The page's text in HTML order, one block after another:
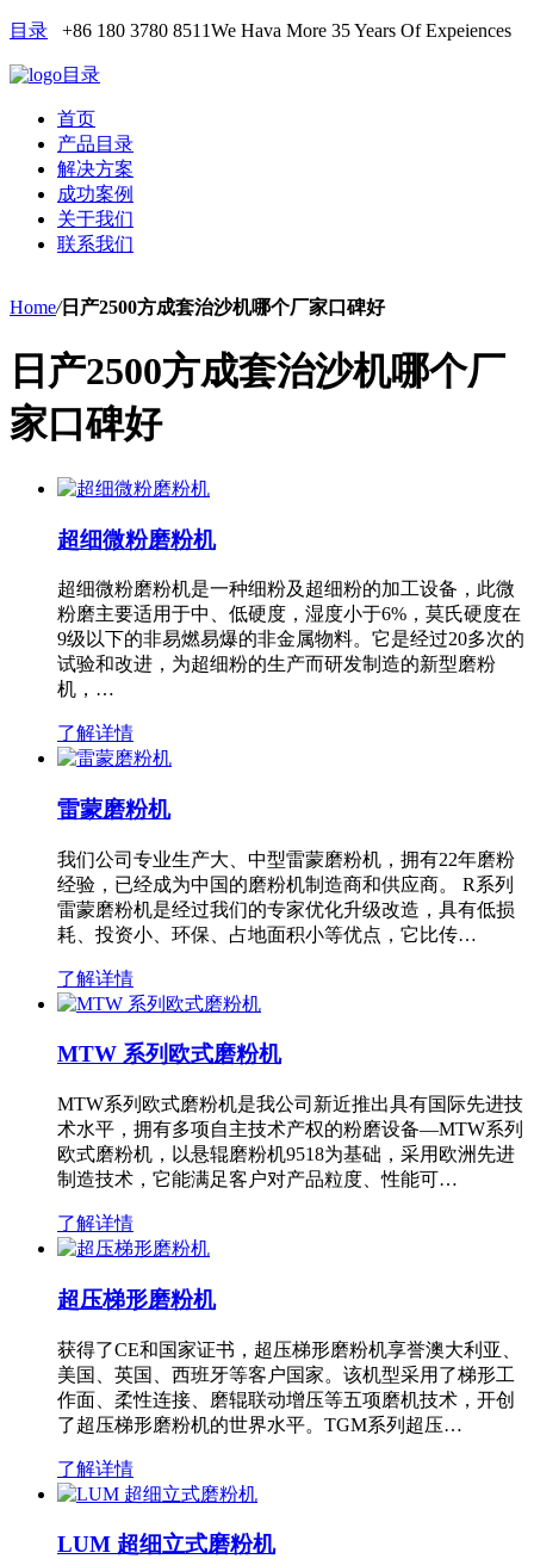
目录 +86 180 3780 8511We Hava More 35 Years Of Expeiences
目录
首页
产品目录
解决方案
成功案例
关于我们
联系我们
Home/日产2500方成套治沙机哪个厂家口碑好
日产2500方成套治沙机哪个厂
家口碑好
超细微粉磨粉机
超细微粉磨粉机是一种细粉及超细粉的加工设备，此微
粉磨主要适用于中、低硬度，湿度小于6%，莫氏硬度在
9级以下的非易燃易爆的非金属物料。它是经过20多次的
试验和改进，为超细粉的生产而研发制造的新型磨粉
机，…
了解详情
雷蒙磨粉机
我们公司专业生产大、中型雷蒙磨粉机，拥有22年磨粉
经验，已经成为中国的磨粉机制造商和供应商。 R系列
雷蒙磨粉机是经过我们的专家优化升级改造，具有低损
耗、投资小、环保、占地面积小等优点，它比传…
了解详情
MTW 系列欧式磨粉机
MTW系列欧式磨粉机是我公司新近推出具有国际先进技
术水平，拥有多项自主技术产权的粉磨设备—MTW系列
欧式磨粉机，以悬辊磨粉机9518为基础，采用欧洲先进
制造技术，它能满足客户对产品粒度、性能可…
了解详情
超压梯形磨粉机
获得了CE和国家证书，超压梯形磨粉机享誉澳大利亚、
美国、英国、西班牙等客户国家。该机型采用了梯形工
作面、柔性连接、磨辊联动增压等五项磨机技术，开创
了超压梯形磨粉机的世界水平。TGM系列超压…
了解详情
LUM 超细立式磨粉机